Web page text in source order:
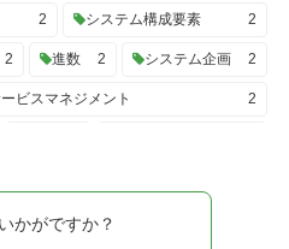
2 システム構成要素 2
2 進数 2 システム企画 2
ビスマネジメント 2
信頼化
かがですか？